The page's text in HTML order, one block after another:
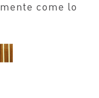
come lo